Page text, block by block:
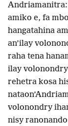
Andriamanitra:
amiko e, fa
hangatahina
an’ilay
raha tena
ilay
rehetra kosa
volonondry
nisy